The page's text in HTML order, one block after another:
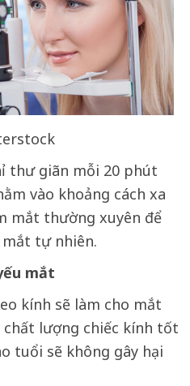
thư giãn mỗi 20 phút
vào khoảng cách xa
mắt thường xuyên để
tự nhiên.
mắt
kính sẽ làm cho mắt
chất lượng chiếc kính tốt
tuổi sẽ không gây hại